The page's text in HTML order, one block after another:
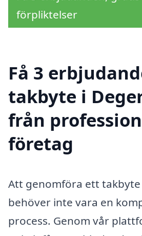
förpliktelser
Få 3
takbyte i
från
företag
Att genomföra ett
behöver inte vara en
process. Genom vår